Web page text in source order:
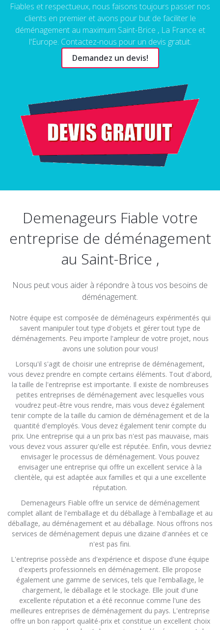
Fiables et respectueux, nous faisons toujours passer nos
clients en premier et avons pour but de faciliter le
déménagement au maximum Saint-Brice , La France et
l'Europe. Contactez-nous pour un devis gratuit.
Demandez un devis!
Demenageurs Fiable votre
entreprise de déménagement
au Saint-Brice ,
Nous peut vous aider à répondre à tous vos besoins de
déménagement.
Notre équipe est composée de déménageurs expérimentés qui
savent manipuler tout type d'objets et gérer tout type de
déménagements. Peu importe l'ampleur de votre projet, nous
avons une solution pour vous!
Lorsqu'il s'agit de choisir une entreprise de déménagement,
vous devez prendre en compte certains éléments. Tout d'abord,
la taille de l'entreprise est importante. Il existe de nombreuses
petites entreprises de déménagement avec lesquelles vous
voudrez peut-être vous rendre, mais vous devez également
tenir compte de la taille du camion de déménagement et de la
quantité d'employés. Vous devez également tenir compte du
prix. Une entreprise qui a un prix bas n'est pas mauvaise, mais
vous devez vous assurer qu'elle est réputée. Enfin, vous devriez
envisager le processus de déménagement. Vous pouvez
envisager une entreprise qui offre un excellent service à la
clientèle, qui est adaptée aux familles et qui a une excellente
réputation.
Demenageurs Fiable offre un service de déménagement
complet allant de l'emballage et du déballage à l'emballage et au
déballage, au déménagement et au déballage. Nous offrons nos
services de déménagement depuis une dizaine d'années et ce
n'est pas fini.
L'entreprise possède ans d'expérience et dispose d'une équipe
d'experts professionnels en déménagement. Elle propose
également une gamme de services, tels que l'emballage, le
chargement, le déballage et le stockage. Elle jouit d'une
excellente réputation et a été reconnue comme l'une des
meilleures entreprises de déménagement du pays. L'entreprise
offre un bon rapport qualité-prix et constitue un excellent choix